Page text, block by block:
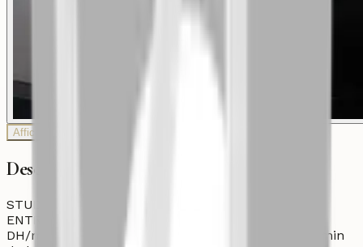
Afficher plus de photos
Description
STUDIO MEUBLÉ 70m² - RÉSIDENCE BIEN
ENTRETENUE - MUSTAPHA MAANI Loyer : 5 000
DH/mois Idéalement situé à Mustapha Maani, à 2 min